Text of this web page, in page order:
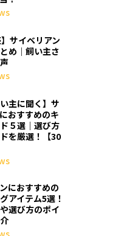
】サイベリアン
め｜飼い主さ
い主に聞く】サ
おすすめのキ
５選｜選び方
を厳選！【30
におすすめの
アイテム5選！
選び方のポイ